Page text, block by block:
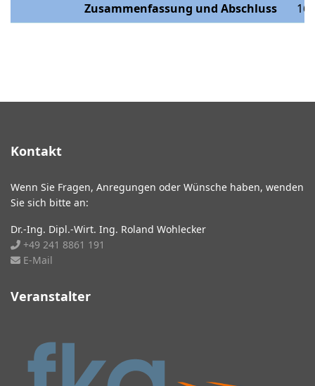
Zusammenfassung und Abschluss
Kontakt
Wenn Sie Fragen, Anregungen oder Wünsche haben, wenden
Sie sich bitte an:
Dr.-Ing. Dipl.-Wirt. Ing. Roland Wohlecker
+49 241 8861 191
E-Mail
Veranstalter